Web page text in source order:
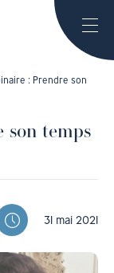
: Prendre son
son temps
31 mai 2021